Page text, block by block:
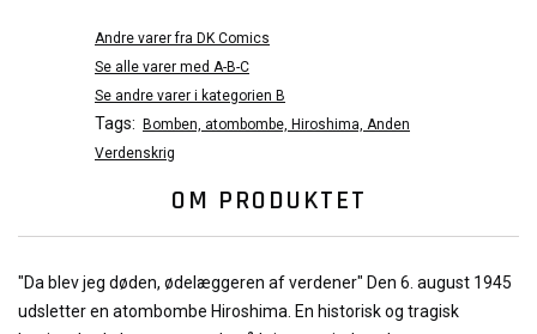
Andre varer fra DK Comics
Se alle varer med A-B-C
Se andre varer i kategorien B
Tags:
Bomben, atombombe, Hiroshima, Anden
Verdenskrig
OM PRODUKTET
"Da blev jeg døden, ødelæggeren af verdener" Den 6. august 1945
udsletter en atombombe Hiroshima. En historisk og tragisk